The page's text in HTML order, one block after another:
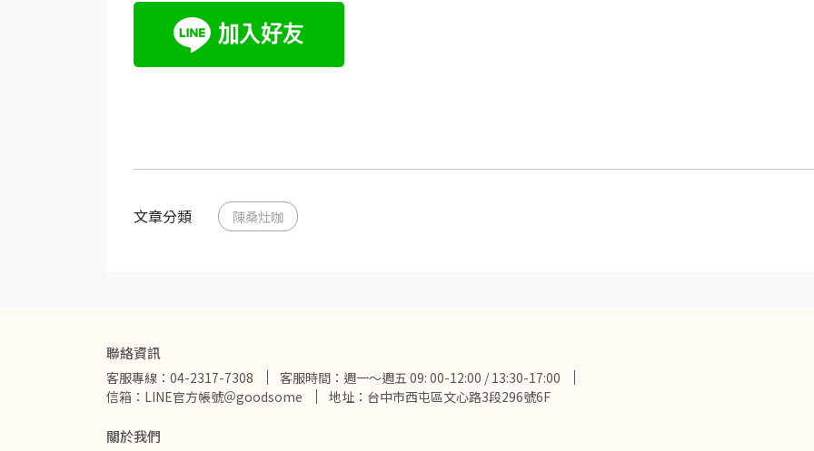
文章分類 陳桑灶咖
聯絡資訊
客服專線：04-2317-7308
客服時間：週一～週五 09: 00-12:00 / 13:30-17:00
信箱：LINE官方帳號＠goodsome
地址：台中市西屯區文心路3段296號6F
關於我們